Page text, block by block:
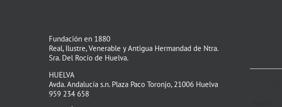
Fundación en 1880
Real, Ilustre, Venerable y Antigua Hermandad de Ntra.
Sra. Del Rocío de Huelva.
HUELVA
Avda. Andalucía s.n. Plaza Paco Toronjo, 21006 Huelva
959 234 658